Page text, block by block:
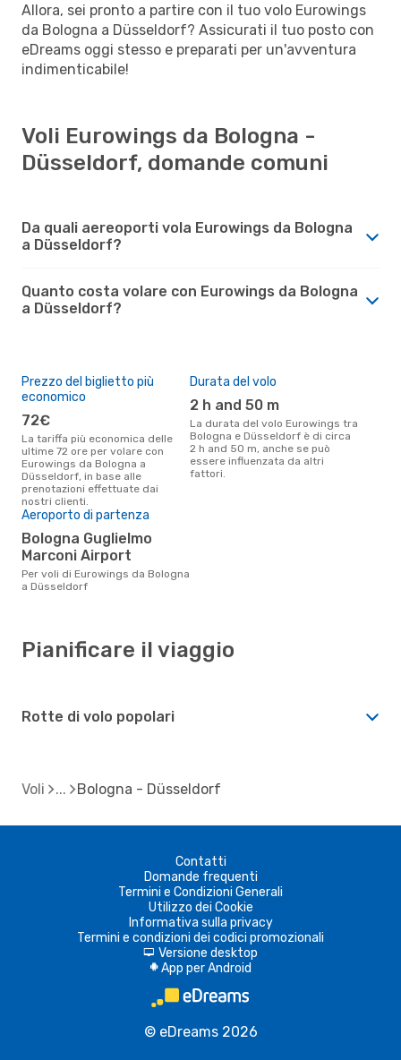
Allora, sei pronto a partire con il tuo volo Eurowings
da Bologna a Düsseldorf? Assicurati il tuo posto con
eDreams oggi stesso e preparati per un'avventura
indimenticabile!
Voli Eurowings da Bologna -
Düsseldorf, domande comuni
Da quali aereoporti vola Eurowings da Bologna
a Düsseldorf?
Quanto costa volare con Eurowings da Bologna
a Düsseldorf?
Prezzo del biglietto più
economico
72€
La tariffa più economica delle
ultime 72 ore per volare con
Eurowings da Bologna a
Düsseldorf, in base alle
prenotazioni effettuate dai
nostri clienti.
Durata del volo
2 h and 50 m
La durata del volo Eurowings tra
Bologna e Düsseldorf è di circa
2 h and 50 m, anche se può
essere influenzata da altri
fattori.
Aeroporto di partenza
Bologna Guglielmo
Marconi Airport
Per voli di Eurowings da Bologna
a Düsseldorf
Pianificare il viaggio
Rotte di volo popolari
Voli Bologna - Düsseldorf
Contatti
Domande frequenti
Termini e Condizioni Generali
Utilizzo dei Cookie
Informativa sulla privacy
Termini e condizioni dei codici promozionali
d Versione desktop
A App per Android
© eDreams 2026